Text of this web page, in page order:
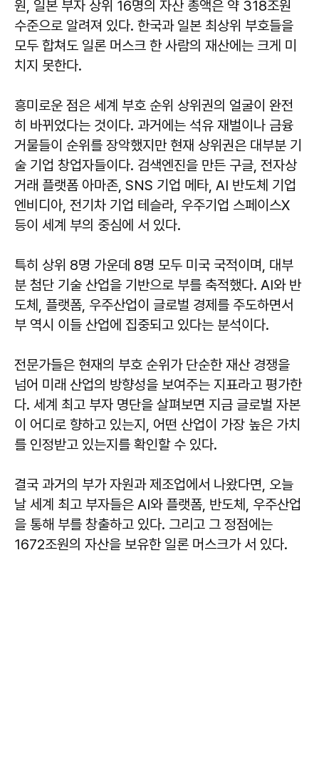
원, 일본 부자 상위 16명의 자산 총액은 약 318조원
수준으로 알려져 있다. 한국과 일본 최상위 부호들을
모두 합쳐도 일론 머스크 한 사람의 재산에는 크게 미
치지 못한다.
흥미로운 점은 세계 부호 순위 상위권의 얼굴이 완전
히 바뀌었다는 것이다. 과거에는 석유 재벌이나 금융
거물들이 순위를 장악했지만 현재 상위권은 대부분 기
술 기업 창업자들이다. 검색엔진을 만든 구글, 전자상
거래 플랫폼 아마존, SNS 기업 메타, AI 반도체 기업
엔비디아, 전기차 기업 테슬라, 우주기업 스페이스X
등이 세계 부의 중심에 서 있다.
특히 상위 8명 가운데 8명 모두 미국 국적이며, 대부
분 첨단 기술 산업을 기반으로 부를 축적했다. AI와 반
도체, 플랫폼, 우주산업이 글로벌 경제를 주도하면서
부 역시 이들 산업에 집중되고 있다는 분석이다.
전문가들은 현재의 부호 순위가 단순한 재산 경쟁을
넘어 미래 산업의 방향성을 보여주는 지표라고 평가한
다. 세계 최고 부자 명단을 살펴보면 지금 글로벌 자본
이 어디로 향하고 있는지, 어떤 산업이 가장 높은 가치
를 인정받고 있는지를 확인할 수 있다.
결국 과거의 부가 자원과 제조업에서 나왔다면, 오늘
날 세계 최고 부자들은 AI와 플랫폼, 반도체, 우주산업
을 통해 부를 창출하고 있다. 그리고 그 정점에는
1672조원의 자산을 보유한 일론 머스크가 서 있다.